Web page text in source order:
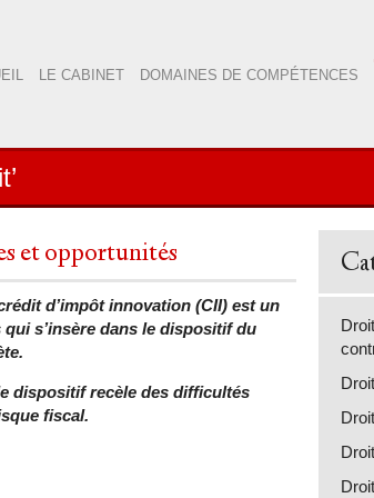
LE CABINET DOMAINES DE COMPÉTENCES
et opportunités
d’impôt innovation (CII) est un
s’insère dans le dispositif du
dispositif recèle des difficultés
fiscal.